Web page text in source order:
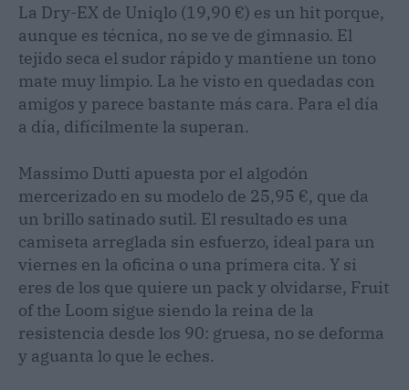
La Dry-EX de Uniqlo (19,90 €) es un hit porque,
aunque es técnica, no se ve de gimnasio. El
tejido seca el sudor rápido y mantiene un tono
mate muy limpio. La he visto en quedadas con
amigos y parece bastante más cara. Para el día
a día, difícilmente la superan.
Massimo Dutti apuesta por el algodón
mercerizado en su modelo de 25,95 €, que da
un brillo satinado sutil. El resultado es una
camiseta arreglada sin esfuerzo, ideal para un
viernes en la oficina o una primera cita. Y si
eres de los que quiere un pack y olvidarse, Fruit
of the Loom sigue siendo la reina de la
resistencia desde los 90: gruesa, no se deforma
y aguanta lo que le eches.